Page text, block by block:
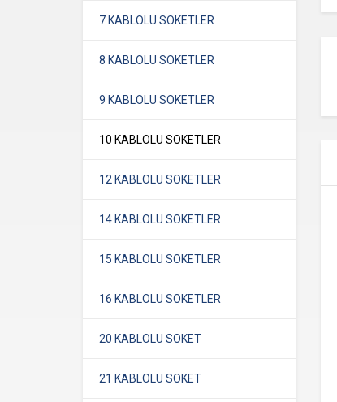
7 KABLOLU SOKETLER
8 KABLOLU SOKETLER
9 KABLOLU SOKETLER
10 KABLOLU SOKETLER
12 KABLOLU SOKETLER
14 KABLOLU SOKETLER
15 KABLOLU SOKETLER
16 KABLOLU SOKETLER
20 KABLOLU SOKET
21 KABLOLU SOKET